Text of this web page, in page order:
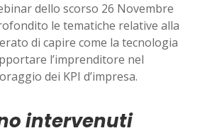
dello scorso 26 Novembre
le tematiche relative alla
di capire come la tecnologia
l’imprenditore nel
dei KPI d’impresa.
intervenuti